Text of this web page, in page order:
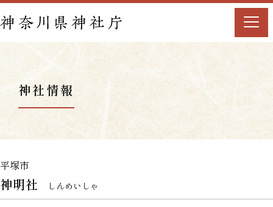
神社情報
平塚市
神明社 しんめいしゃ